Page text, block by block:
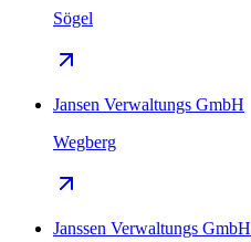
Sögel
Jansen Verwaltungs GmbH
Wegberg
Janssen Verwaltungs GmbH